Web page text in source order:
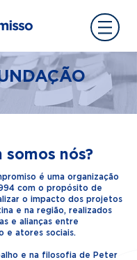
somos nós?
é uma organização
com o propósito de
o impacto dos projetos
e na região, realizados
e alianças entre
e atores sociais.
e na filosofia de Peter